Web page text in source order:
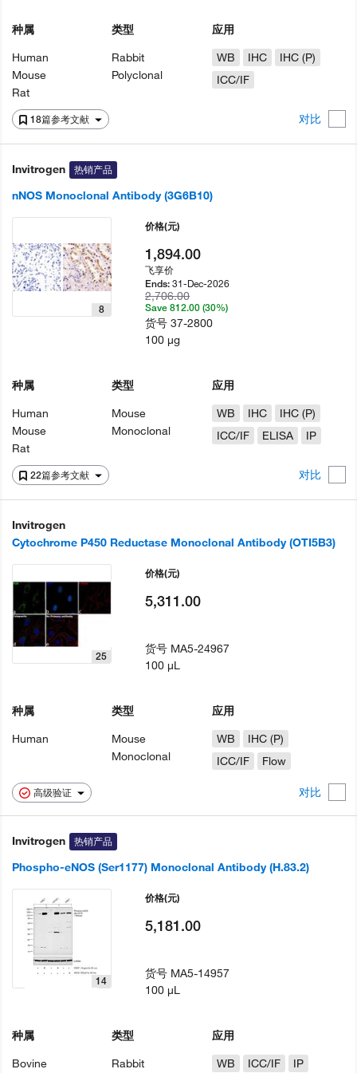
18篇参考文献 对比
种属
Human
Mouse
Rat
类型
Rabbit
Polyclonal
应用
WB
IHC
IHC (P)
ICC/IF
Invitrogen 热销产品
nNOS Monoclonal Antibody (3G6B10)
22篇参考文献 对比
8
种属
Human
Mouse
Rat
类型
Mouse
Monoclonal
应用
WB
IHC
IHC (P)
ICC/IF
ELISA IP
价格(元)
1,894.00
飞享价
Ends:31-Dec-2026
2,706.00
Save 812.00 (30%)
货号37-2800
100 µg
Invitrogen
Cytochrome P450 Reductase Monoclonal Antibody (OTI5B3)
高级验证 对比
25
种属
Human
类型
Mouse
Monoclonal
应用
WB
IHC (P)
ICC/IF
Flow
价格(元)
5,311.00
货号 MA5-24967
100 µL
Invitrogen 热销产品
Phospho-eNOS (Ser1177) Monoclonal Antibody (H.83.2)
14
种属
Bovine
类型
Rabbit
应用
WB
ICC/IF IP
价格(元)
5,181.00
货号 MA5-14957
100 µL